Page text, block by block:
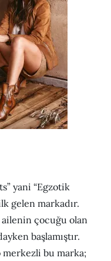
yani “Egzotik
gelen markadır.
ailenin çocuğu olan
başlamıştır.
merkezli bu marka;